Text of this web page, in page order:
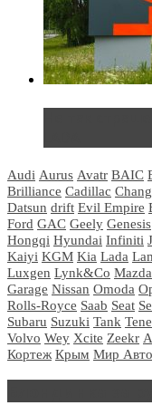
Audi Aurus Avatr BAIC
Brilliance Cadillac
Datsun drift Evil Empire
Ford GAC Geely Genesis
Hongqi Hyundai Infiniti
Kaiyi KGM Kia Lada
Luxgen Lynk&Co Mazda
Garage Nissan Omoda
Rolls-Royce Saab Seat
Subaru Suzuki Tank
Volvo Wey Xcite Zeekr
Кортеж Крым Мир